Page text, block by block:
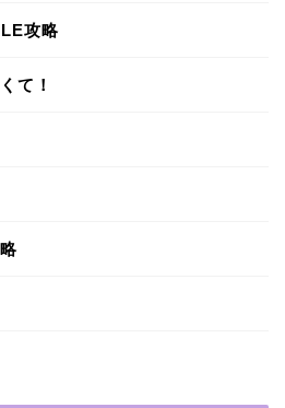
攻略
て！